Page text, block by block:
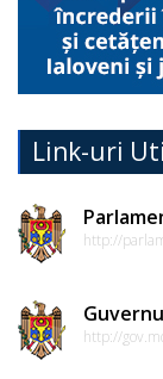
Link-uri
http://
http://